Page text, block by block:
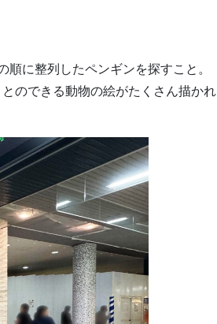
に整列したペンギンを探すこと。
のできる動物の絵がたくさん描かれ